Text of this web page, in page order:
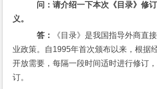
问：请介绍一下本次《目录》修
义。
答：
《目录》是我国指导外商直
业政策。自1995年首次颁布以来，根据
开放需要，每隔一段时间适时进行修订
订。